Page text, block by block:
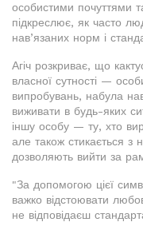
особистими почуттями
підкреслює, як часто
нав’язаних норм і
Агіч розкриває, що
власної сутності —
випробувань, набула
виживати в будь-яких
іншу особу — ту, хто
але також стикається
дозволяють вийти за
"За допомогою цієї
важко відстоювати
не відповідаєш